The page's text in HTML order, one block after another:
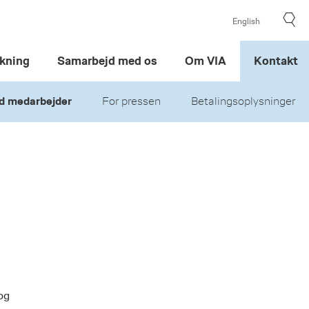
English
Samarbejd med os Om VIA Kontakt
medarbejder For pressen Betalingsoplysninger